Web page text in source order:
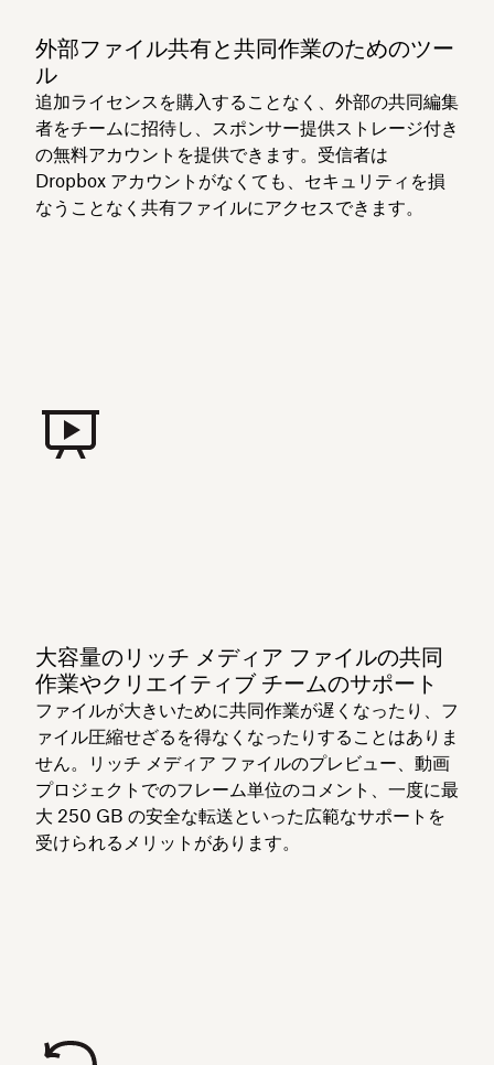
外部ファイル共有と共同作業のためのツー
ル
追加ライセンスを購入することなく、外部の共同編集
者をチームに招待し、スポンサー提供ストレージ付き
の無料アカウントを提供できます。受信者は
Dropbox アカウントがなくても、セキュリティを損
なうことなく共有ファイルにアクセスできます。
大容量のリッチ メディア ファイルの共同
作業やクリエイティブ チームのサポート
ファイルが大きいために共同作業が遅くなったり、フ
ァイル圧縮せざるを得なくなったりすることはありま
せん。リッチ メディア ファイルのプレビュー、動画
プロジェクトでのフレーム単位のコメント、一度に最
大 250 GB の安全な転送といった広範なサポートを
受けられるメリットがあります。